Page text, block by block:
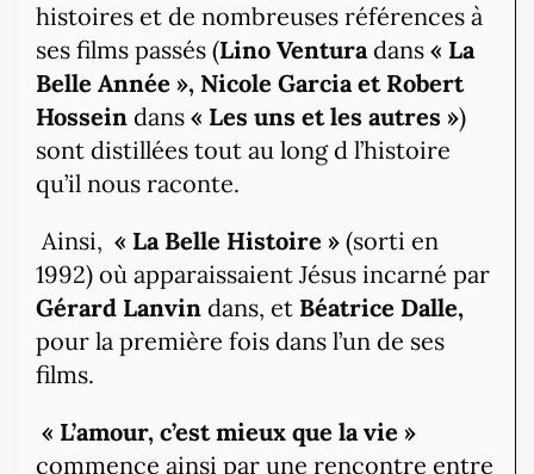
histoires et de nombreuses références à
ses films passés (Lino Venturadans « La
Belle Année », Nicole Garcia et Robert
Hossein dans « Les uns et les autres »)
sont distillées tout au long d l’histoire
qu’il nous raconte.
Ainsi, « La Belle Histoire » (sorti en
1992) où apparaissaient Jésus incarné par
Gérard Lanvin dans, et Béatrice Dalle,
pour la première fois dans l’un de ses
films.
« L’amour, c’est mieux que la vie »
commence ainsi par une rencontre entre